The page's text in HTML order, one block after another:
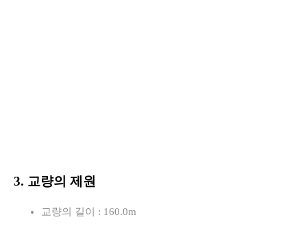
3. 교량의 제원
교량의 길이 : 160.0m